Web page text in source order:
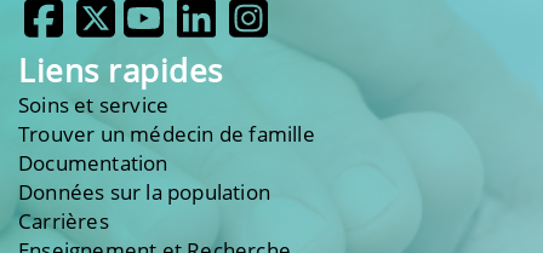
Liens rapides
Soins et service
Trouver un médecin de famille
Documentation
Données sur la population
Carrières